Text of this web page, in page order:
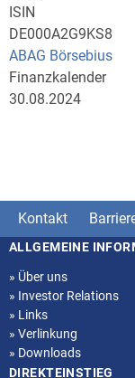
ISIN
DE000A2G9KS8
ABAG Börsebius
Finanzkalender
30.08.2024
Kontakt
Seitenstruktur
ALLGEMEINE
» Über uns
» Investor Relations
» Links
» Verlinkung
» Downloads
DIREKTEINSTIEG